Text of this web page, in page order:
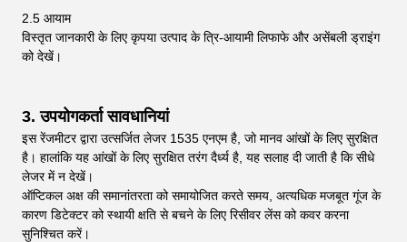
2.5 आयाम
विस्तृत जानकारी के लिए कृपया उत्पाद के त्रि-आयामी लिफाफे और असेंबली ड्राइंग
को देखें।
3. उपयोगकर्ता सावधानियां
इस रेंजमीटर द्वारा उत्सर्जित लेजर 1535 एनएम है, जो मानव आंखों के लिए सुरक्षित
है। हालांकि यह आंखों के लिए सुरक्षित तरंग दैर्ध्य है, यह सलाह दी जाती है कि सीधे
लेजर में न देखें।
ऑप्टिकल अक्ष की समानांतरता को समायोजित करते समय, अत्यधिक मजबूत गूंज के
कारण डिटेक्टर को स्थायी क्षति से बचने के लिए रिसीवर लेंस को कवर करना
सुनिश्चित करें।